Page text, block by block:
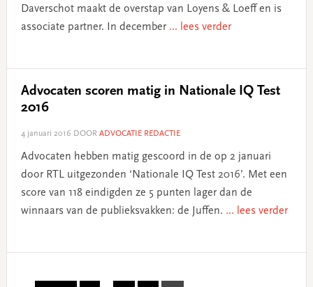
Daverschot maakt de overstap van Loyens & Loeff en is
associate partner. In december ... lees verder
Advocaten scoren matig in Nationale IQ Test
2016
4 januari 2016 DOOR ADVOCATIE REDACTIE
Advocaten hebben matig gescoord in de op 2 januari
door RTL uitgezonden ‘Nationale IQ Test 2016’. Met een
score van 118 eindigden ze 5 punten lager dan de
winnaars van de publieksvakken: de Juffen. ... lees verder